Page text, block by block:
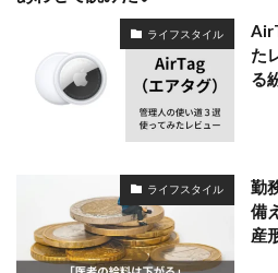
ライフスタイル
た
る
ライフスタイル
勤
備
産